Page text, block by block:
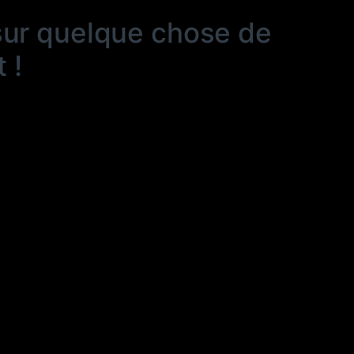
quelque chose de
!